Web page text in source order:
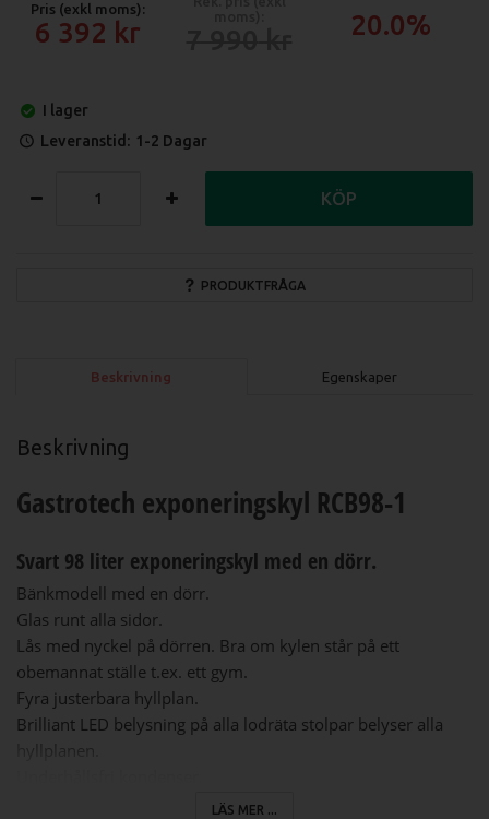
Pris (exkl moms):
6 392 20.0%
I lager
Leveranstid: 1-2 Dagar
PRODUKTFRÅGA
KÖP
Beskrivning Egenskaper
Beskrivning
Gastrotech exponeringskyl RCB98-1
Svart 98 liter exponeringskyl med en dörr.
Bänkmodell med en dörr.
Glas runt alla sidor.
Lås med nyckel på dörren. Bra om kylen står på ett
obemannat ställe t.ex. ett gym.
Fyra justerbara hyllplan.
Brilliant LED belysning på alla lodräta stolpar belyser alla
LÄS MER ...